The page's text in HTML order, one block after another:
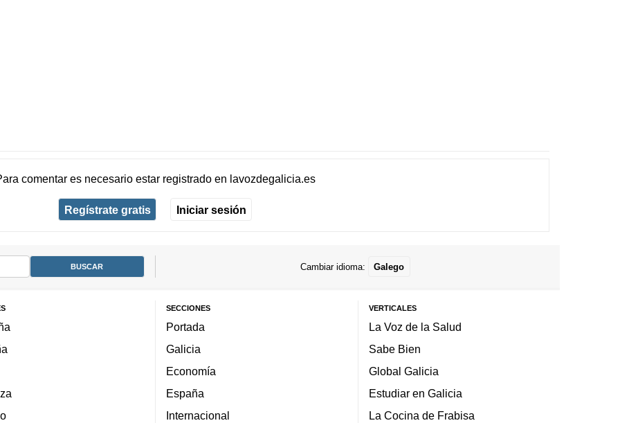
comentar es necesario estar registradoen lavozdegalicia.es
Regístrate gratis Iniciar sesión
Cambiar idioma: Galego
SECCIONES
Portada
Galicia
Economía
España
Internacional
VERTICALES
La Voz de la Salud
Sabe Bien
Global Galicia
Estudiar en Galicia
La Cocina de Frabisa